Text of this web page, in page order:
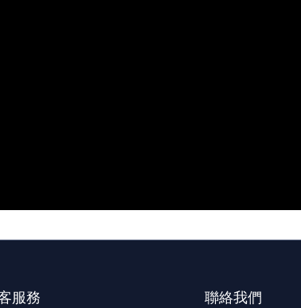
服務 聯絡我們